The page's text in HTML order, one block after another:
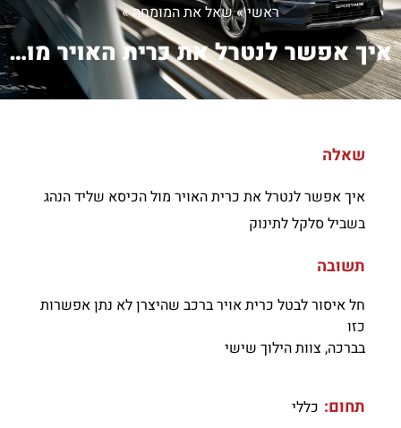
ראשי»שאל את המומחה»
איך אפשר לנטרל את כרית האויר מול הכיס...
שאלה
איך אפשר לנטרל את כרית האויר מול הכיסא שליד הנהג
בשביל סלקל לתינוק
תשובה
חל איסור לבטל כרית אויר ברכב שהיצרן לא נתן אפשרות
כזו
בברכה, צוות הילוך שישי
תחום: כללי